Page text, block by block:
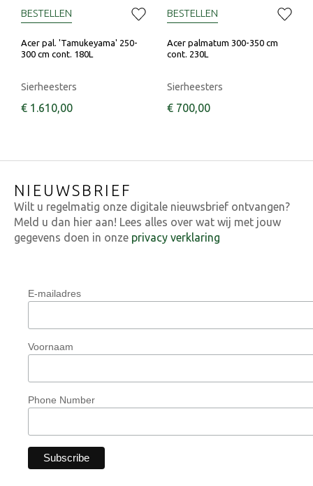
Acer pal. 'Tamukeyama' 250-
300 cm cont. 180L
Sierheesters
€ 1.610,00
BESTELLEN
Acer palmatum 300-350 cm
cont. 230L
Sierheesters
€ 700,00
BESTELLEN
NIEUWSBRIEF
Wilt u regelmatig onze digitale nieuwsbrief ontvangen?
Meld u dan hier aan! Lees alles over wat wij met jouw
gegevens doen in onze privacy verklaring
E-mailadres
Voornaam
Phone Number